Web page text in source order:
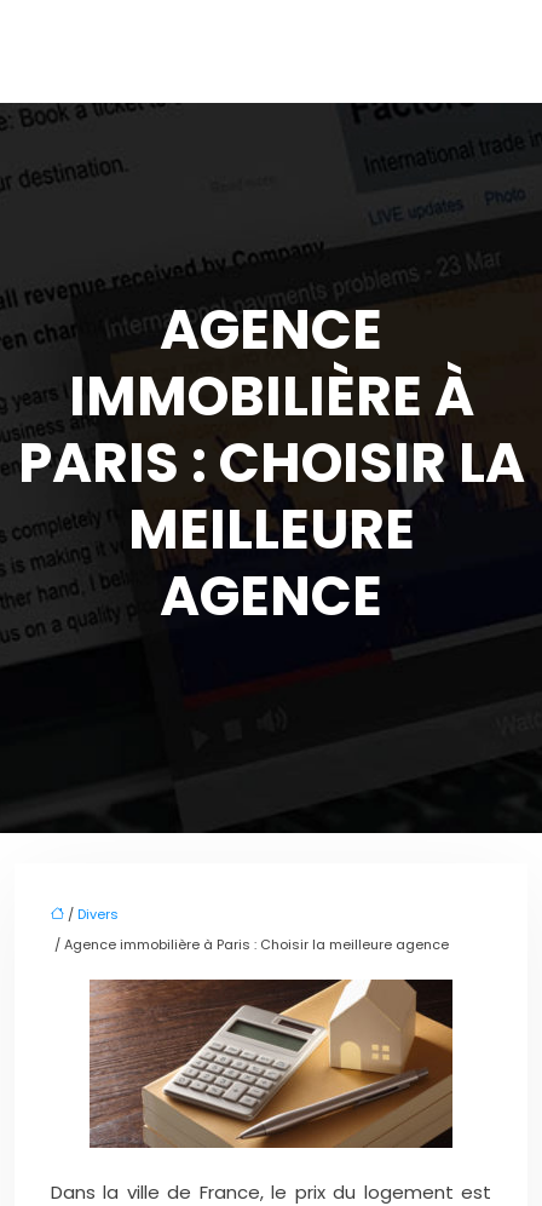
AGENCE
IMMOBILIÈRE À
PARIS : CHOISIR LA
MEILLEURE
AGENCE
/Divers
/ Agence immobilière à Paris : Choisir la meilleure agence
Dans la ville de France, le prix du logement est